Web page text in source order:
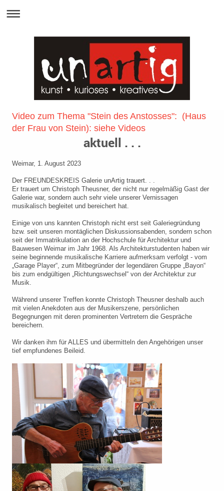
Video zum Thema "Stein des Anstosses": (Haus
der Frau von Stein): siehe Videos
aktuell . . .
Weimar, 1. August 2023
Der FREUNDESKREIS Galerie unArtig trauert. . .
Er trauert um Christoph Theusner, der nicht nur regelmäßig Gast der
Galerie war, sondern auch sehr viele unserer Vernissagen
musikalisch begleitet und bereichert hat.
Einige von uns kannten Christoph nicht erst seit Galeriegründung
bzw. seit unseren montäglichen Diskussionsabenden, sondern schon
seit der Immatrikulation an der Hochschule für Architektur und
Bauwesen Weimar im Jahr 1968. Als Architekturstudenten haben wir
seine beginnende musikalische Karriere aufmerksam verfolgt - vom
„Garage Player“, zum Mitbegründer der legendären Gruppe „Bayon“
bis zum endgültigen „Richtungswechsel“ von der Architektur zur
Musik.
Während unserer Treffen konnte Christoph Theusner deshalb auch
mit vielen Anekdoten aus der Musikerszene, persönlichen
Begegnungen mit deren prominenten Vertretern die Gespräche
bereichern.
Wir danken ihm für ALLES und übermitteln den Angehörigen unser
tief empfundenes Beileid.